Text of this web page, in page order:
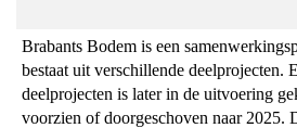
Brabants Bodem is een
bestaat uit verschillende deelprojecten.
deelprojecten is later in de uitvoering
voorzien of doorgeschoven naar 2025.